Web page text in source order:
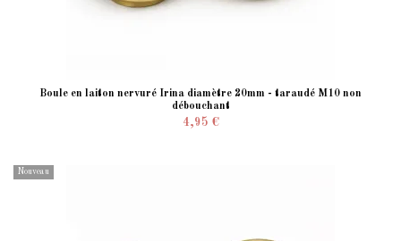
Boule en laiton nervuré Irina diamètre 20mm - taraudé M10 non
débouchant
4,95 €
Nouveau